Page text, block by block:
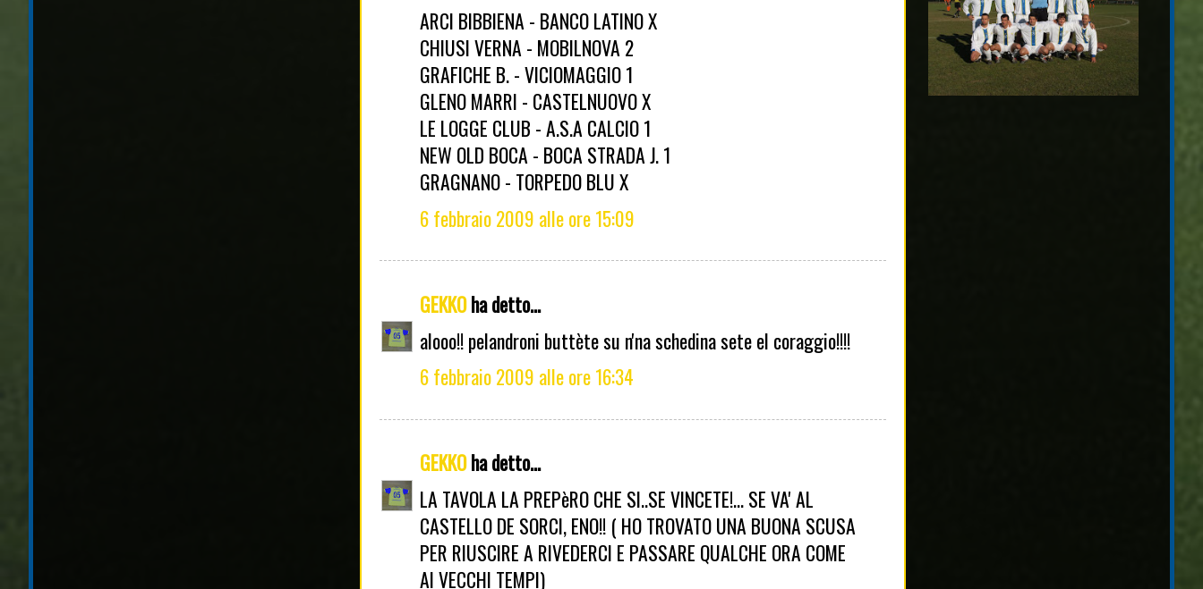
ARCI BIBBIENA - BANCO LATINO X
CHIUSI VERNA - MOBILNOVA 2
GRAFICHE B. - VICIOMAGGIO 1
GLENO MARRI - CASTELNUOVO X
LE LOGGE CLUB - A.S.A CALCIO 1
NEW OLD BOCA - BOCA STRADA J. 1
GRAGNANO - TORPEDO BLU X
6 febbraio 2009 alle ore 15:09
GEKKOha detto...
alooo!! pelandroni buttète su n'na schedina sete el coraggio!!!!
6 febbraio 2009 alle ore 16:34
GEKKOha detto...
LA TAVOLA LA PREPèRO CHE SI..SE VINCETE!... SE VA' AL
CASTELLO DE SORCI, ENO!! ( HO TROVATO UNA BUONA SCUSA
PER RIUSCIRE A RIVEDERCI E PASSARE QUALCHE ORA COME
AI VECCHI TEMPI)